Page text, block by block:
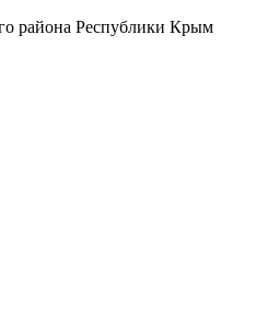
района Республики Крым